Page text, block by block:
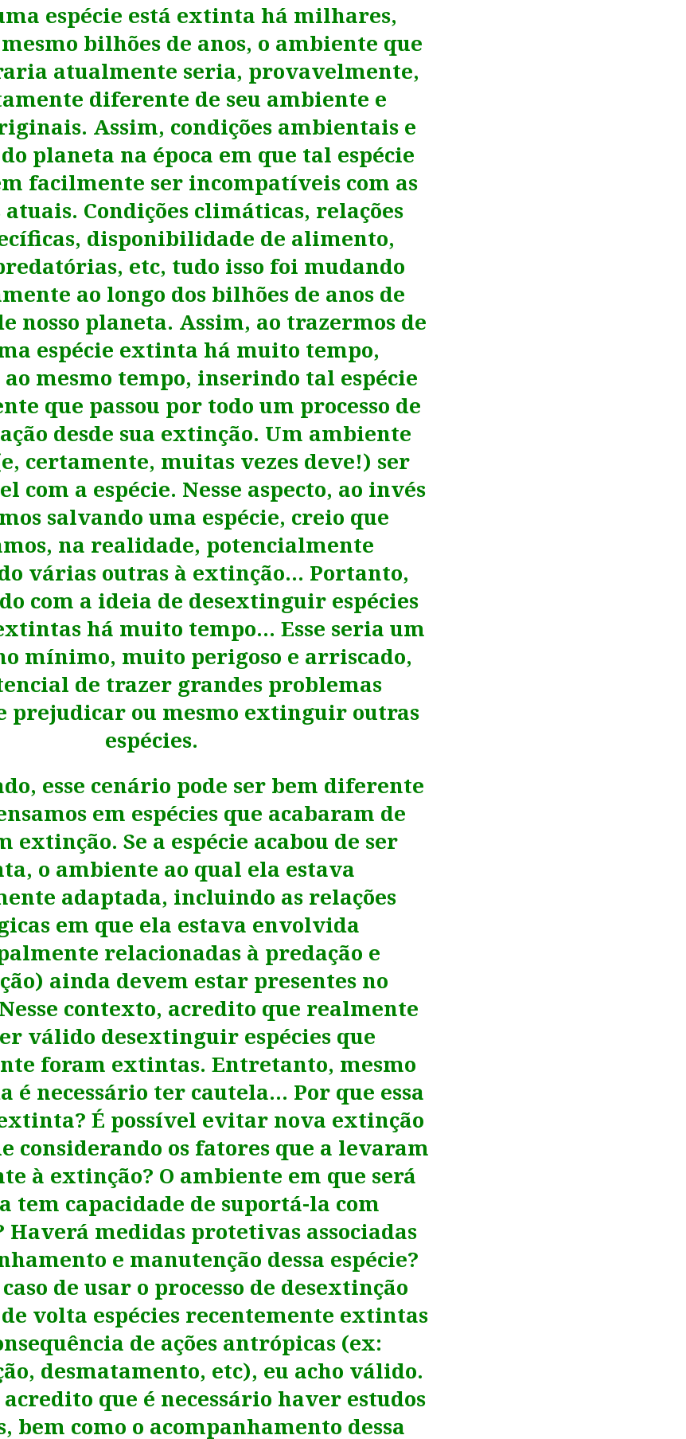
espécie está extinta há milhares,
bilhões de anos, o ambiente que
atualmente seria, provavelmente,
diferente de seu ambiente e
Assim, condições ambientais e
planeta na época em que tal espécie
facilmente ser incompatíveis com as
atuais. Condições climáticas, relações
disponibilidade de alimento,
etc, tudo isso foi mudando
ao longo dos bilhões de anos de
nosso planeta. Assim, ao trazermos de
espécie extinta há muito tempo,
ao mesmo tempo, inserindo tal espécie
que passou por todo um processo de
desde sua extinção. Um ambiente
certamente, muitas vezes deve!) ser
com a espécie. Nesse aspecto, ao invés
salvando uma espécie, creio que
na realidade, potencialmente
várias outras à extinção… Portanto,
com a ideia de desextinguir espécies
há muito tempo… Esse seria um
mínimo, muito perigoso e arriscado,
de trazer grandes problemas
prejudicar ou mesmo extinguir outras
espécies.
esse cenário pode ser bem diferente
em espécies que acabaram de
extinção. Se a espécie acabou de ser
o ambiente ao qual ela estava
adaptada, incluindo as relações
em que ela estava envolvida
relacionadas à predação e
ainda devem estar presentes no
contexto, acredito que realmente
válido desextinguir espécies que
foram extintas. Entretanto, mesmo
é necessário ter cautela… Por que essa
É possível evitar nova extinção
considerando os fatores que a levaram
à extinção? O ambiente em que será
tem capacidade de suportá-la com
medidas protetivas associadas
e manutenção dessa espécie?
de usar o processo de desextinção
volta espécies recentemente extintas
de ações antrópicas (ex:
desmatamento, etc), eu acho válido.
que é necessário haver estudos
bem como o acompanhamento dessa